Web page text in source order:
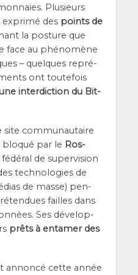
Plu­sieurs
expri­mé des points de
la pos­ture que
face au phé­no­mène
– quelques repré­
ont tou­te­fois
inter­dic­tion du Bit­
site com­mu­nau­taire
par le Ros­
fédé­ral de super­vi­sion
tech­no­lo­gies de
de masse) pen­
failles dans
Ses déve­lop­
prêts à enta­mer des
annon­cé cette année